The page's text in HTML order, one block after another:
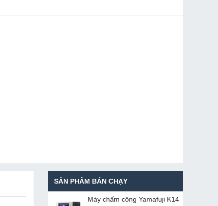
SẢN PHẨM BÁN CHẠY
Máy chấm cô​ng Yamafuji K14